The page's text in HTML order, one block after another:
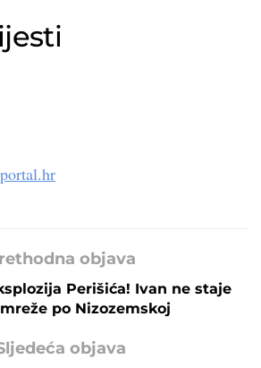
objava
Perišića! Ivan ne staje
po Nizozemskoj
objava